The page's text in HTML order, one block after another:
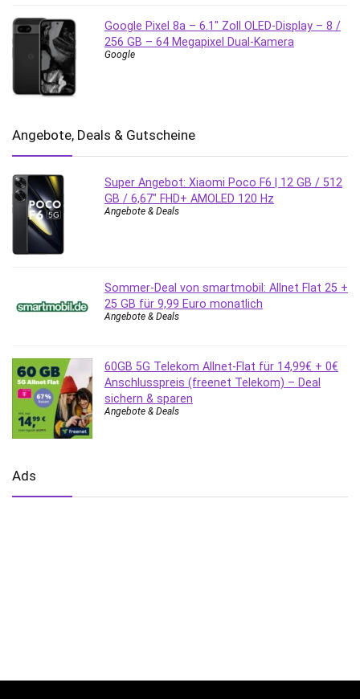
Google Pixel 8a – 6.1″ Zoll OLED-Display – 8 /
256 GB – 64 Megapixel Dual-Kamera
Google
Angebote, Deals & Gutscheine
Super Angebot: Xiaomi Poco F6 | 12 GB / 512
GB / 6,67″ FHD+ AMOLED 120 Hz
Angebote & Deals
Sommer-Deal von smartmobil: Allnet Flat 25 +
25 GB für 9,99 Euro monatlich
Angebote & Deals
60GB 5G Telekom Allnet-Flat für 14,99€ + 0€
Anschlusspreis (freenet Telekom) – Deal
sichern & sparen
Angebote & Deals
Ads